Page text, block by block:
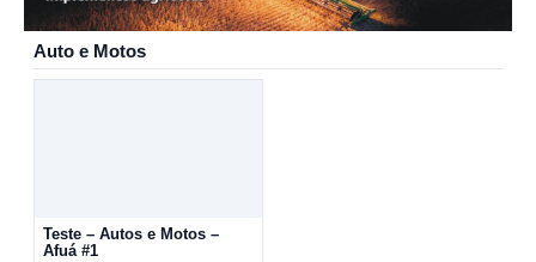
Auto e Motos
Teste – Autos e Motos –
Afuá #1